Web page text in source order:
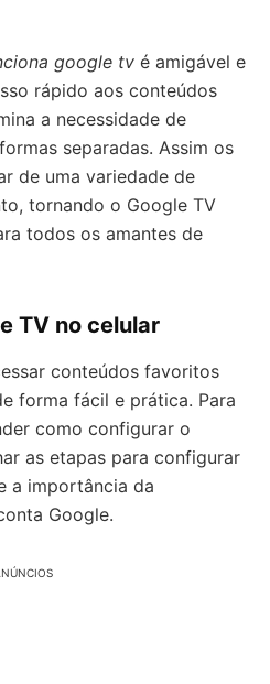
google tv é amigável e
rápido aos conteúdos
a necessidade de
separadas. Assim os
de uma variedade de
tornando o Google TV
todos os amantes de
TV no celular
conteúdos favoritos
forma fácil e prática. Para
como configurar o
as etapas para configurar
a importância da
Google.